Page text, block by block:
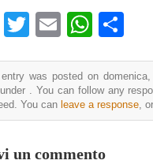
Facebook
TwitterEmail
was posted on
. You can follow any
You can leave a response,
un commento